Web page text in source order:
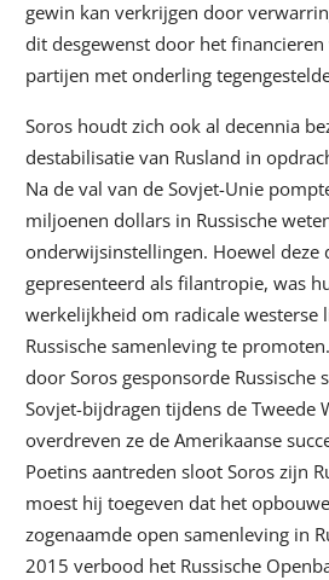
gewin kan verkrijgen door
dit desgewenst door het financieren
partijen met onderling
Soros houdt zich ook al decennia
destabilisatie van Rusland in
Na de val van de Sovjet-Unie
miljoenen dollars in Russische
onderwijsinstellingen. Hoewel deze
gepresenteerd als filantropie, was
werkelijkheid om radicale westerse
Russische samenleving te
door Soros gesponsorde Russische
Sovjet-bijdragen tijdens de Tweede
overdreven ze de Amerikaanse
Poetins aantreden sloot Soros zijn
moest hij toegeven dat het
zogenaamde open samenleving in
2015 verbood het Russische